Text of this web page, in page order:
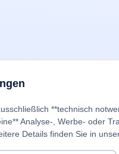
**technisch
Analyse-, Werbe- oder
Details finden Sie in